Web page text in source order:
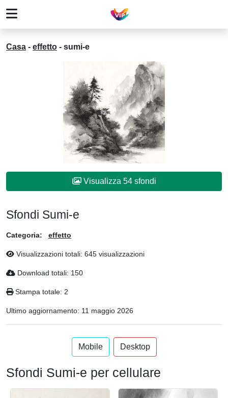
Casa - effetto - sumi-e
Visualizza 54 sfondi
Sfondi Sumi-e
Categoria: effetto
Visualizzazioni totali: 645 visualizzazioni
Download totali: 150
Stampa totale: 2
Ultimo aggiornamento: 11 maggio 2026
Mobile Desktop
Sfondi Sumi-e per cellulare